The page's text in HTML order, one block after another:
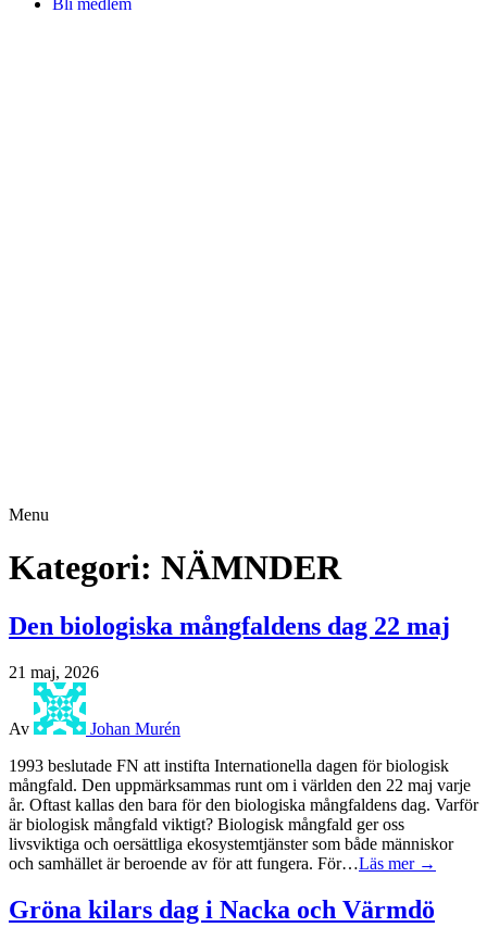
Bli medlem
Menu
Kategori: NÄMNDER
Den biologiska mångfaldens dag 22 maj
21 maj, 2026
Av
Johan Murén
1993 beslutade FN att instifta Internationella dagen för biologisk
mångfald. Den uppmärksammas runt om i världen den 22 maj varje
år. Oftast kallas den bara för den biologiska mångfaldens dag. Varför
är biologisk mångfald viktigt? Biologisk mångfald ger oss
livsviktiga och oersättliga ekosystemtjänster som både människor
och samhället är beroende av för att fungera. För…Läs mer →
Gröna kilars dag i Nacka och Värmdö